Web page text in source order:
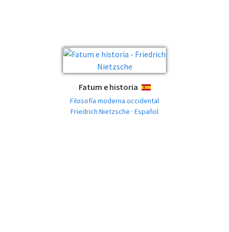
Fatum e historia ESPAÑOL
Filosofía moderna occidental
Friedrich Nietzsche · Español